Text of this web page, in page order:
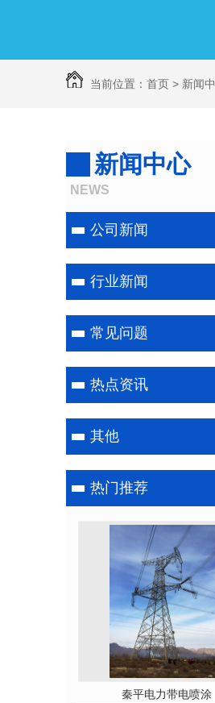
当前位置： 首页 > 新闻
新闻中心
NEWS
公司新闻
行业新闻
常见问题
热点资讯
其他
热门推荐
秦平电力带电喷涂